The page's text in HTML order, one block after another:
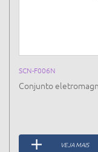
SCN-F006N
Conjunto
VEJA MAIS